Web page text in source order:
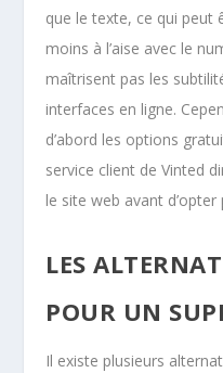
que le texte, ce qui peut
moins à l’aise avec le
maîtrisent pas les
interfaces en ligne.
d’abord les options
service client de Vinted
le site web avant
LES
POUR UN
Il existe plusieurs